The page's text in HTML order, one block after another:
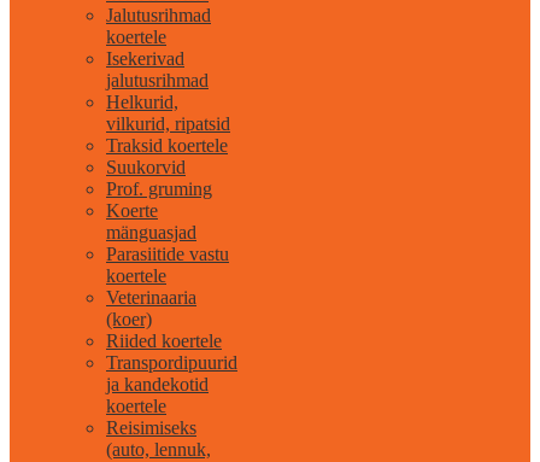
Jalutusrihmad
koertele
Isekerivad
jalutusrihmad
Helkurid,
vilkurid, ripatsid
Traksid koertele
Suukorvid
Prof. gruming
Koerte
mänguasjad
Parasiitide vastu
koertele
Veterinaaria
(koer)
Riided koertele
Transpordipuurid
ja kandekotid
koertele
Reisimiseks
(auto, lennuk,